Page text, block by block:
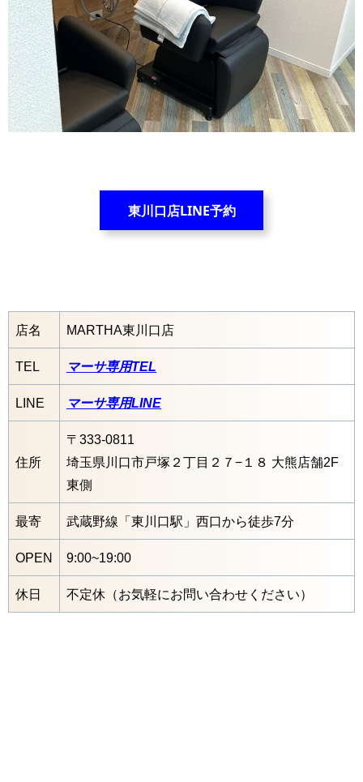
東川口店LINE予約
店名 MARTHA東川口店
TEL マーサ専用TEL
LINE マーサ専用LINE
住所
〒333-0811
埼玉県川口市戸塚２丁目２７−１８ 大熊店舗2F
東側
最寄 武蔵野線「東川口駅」西口から徒歩7分
OPEN 9:00~19:00
休日 不定休（お気軽にお問い合わせください）